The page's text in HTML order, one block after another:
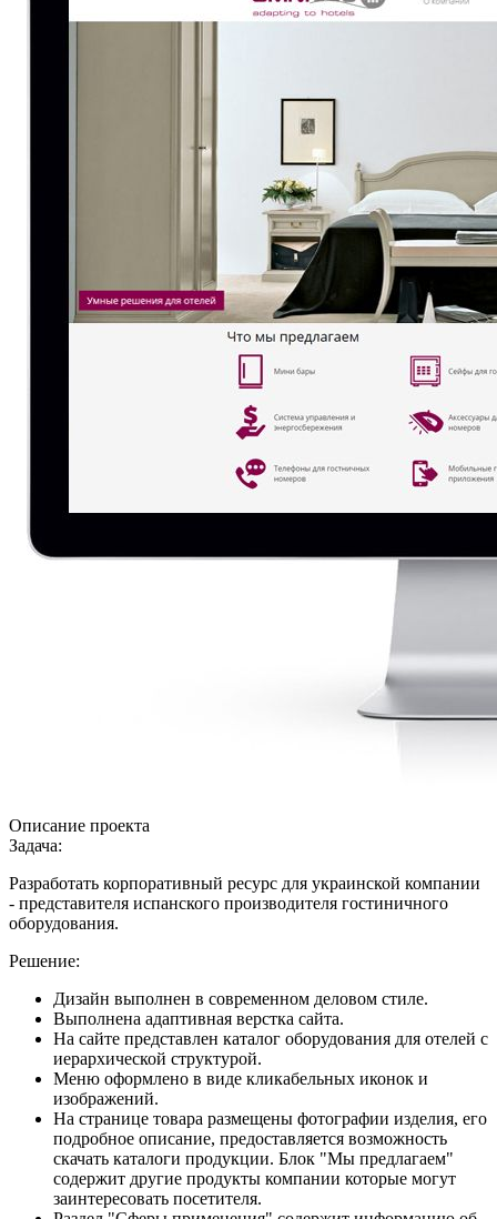
Описание проекта
Задача:
Разработать корпоративный ресурс для украинской компании
- представителя испанского производителя гостиничного
оборудования.
Решение:
Дизайн выполнен в современном деловом стиле.
Выполнена адаптивная верстка сайта.
На сайте представлен каталог оборудования для отелей с
иерархической структурой.
Меню оформлено в виде кликабельных иконок и
изображений.
На странице товара размещены фотографии изделия, его
подробное описание, предоставляется возможность
скачать каталоги продукции. Блок "Мы предлагаем"
содержит другие продукты компании которые могут
заинтересовать посетителя.